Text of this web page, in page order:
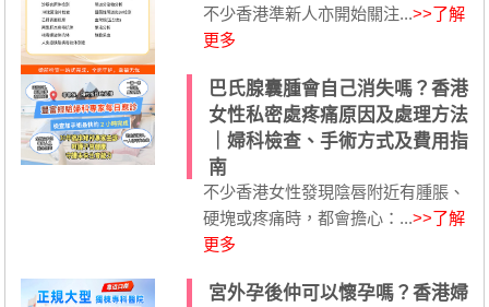
不少香港準新人亦開始關注...>>了解
更多
巴氏腺囊腫會自己消失嗎？香港
女性私密處疼痛原因及處理方法
｜婦科檢查、手術方式及費用指
南
不少香港女性發現陰唇附近有腫脹、
硬塊或疼痛時，都會擔心：...>>了解
更多
宮外孕後仲可以懷孕嗎？香港婦